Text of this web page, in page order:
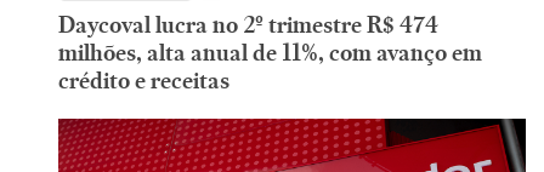
Daycoval lucra no 2º trimestre R$ 474
milhões, alta anual de 11%, com avanço em
crédito e receitas